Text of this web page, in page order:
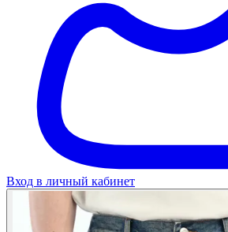
Вход в личный кабинет